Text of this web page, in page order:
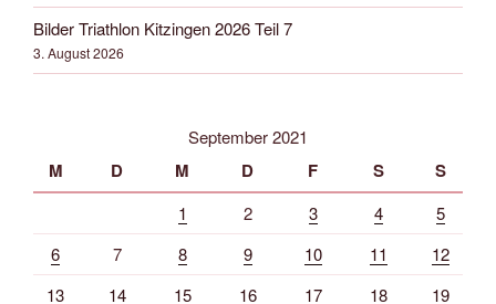
Bilder Triathlon Kitzingen 2026 Teil 7
3. August 2026
September 2021
M D M D F S S
1 2 3 4
5
6
7 8 9 10 11
12
13
14 15 16 17 18 19